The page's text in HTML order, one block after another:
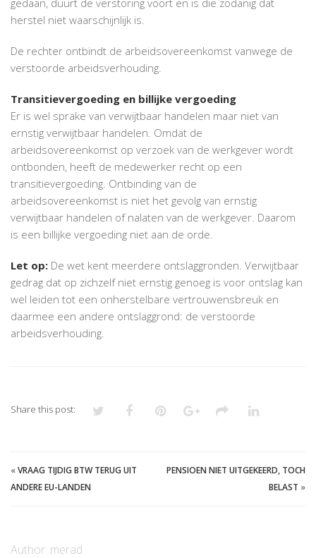
herstel niet waarschijnlijk is.
De rechter ontbindt de arbeidsovereenkomst vanwege de
verstoorde arbeidsverhouding.
Transitievergoeding en billijke vergoeding
Er is wel sprake van verwijtbaar handelen maar niet van
ernstig verwijtbaar handelen. Omdat de
arbeidsovereenkomst op verzoek van de werkgever wordt
ontbonden, heeft de medewerker recht op een
transitievergoeding. Ontbinding van de
arbeidsovereenkomst is niet het gevolg van ernstig
verwijtbaar handelen of nalaten van de werkgever. Daarom
is een billijke vergoeding niet aan de orde.
Let op: De wet kent meerdere ontslaggronden. Verwijtbaar
gedrag dat op zichzelf niet ernstig genoeg is voor ontslag kan
wel leiden tot een onherstelbare vertrouwensbreuk en
daarmee een andere ontslaggrond: de verstoorde
arbeidsverhouding.
Share this post:
«VRAAG TIJDIG BTW TERUG UIT
ANDERE EU-LANDEN
PENSIOEN NIET UITGEKEERD, TOCH
BELAST »
Author: merad